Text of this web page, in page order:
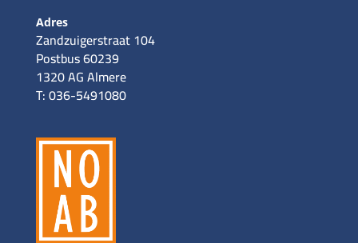
Adres
Zandzuigerstraat 104
Postbus 60239
1320 AG Almere
T: 036-5491080